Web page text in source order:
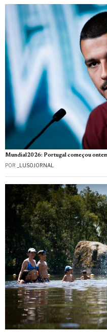
Mundial2026: Portugal começou
POR _LUSOJORNAL